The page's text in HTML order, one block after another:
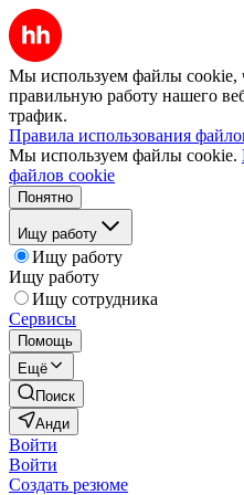
Мы используем файлы cookie,
правильную работу нашего
трафик.
Правила использования
Мы используем файлы cookie.
файлов cookie
Понятно
Ищу работу
Ищу работу
Ищу работу
Ищу сотрудника
Сервисы
Помощь
Ещё
Поиск
Анди
Войти
Войти
Создать резюме